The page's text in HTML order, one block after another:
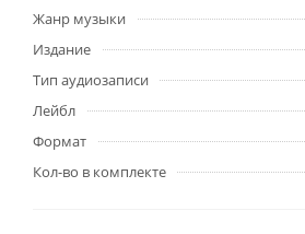
Жанр музыки
Издание
Тип аудиозаписи
Лейбл
Формат
Кол-во в комплекте